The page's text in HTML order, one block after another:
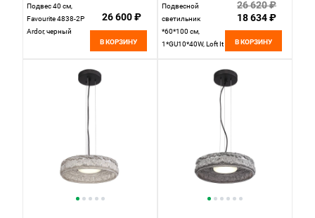
Подвес 40 см,
Favourite 4838-2P
Ardor, черный
26 600 ₽
В КОРЗИНУ
Подвесной
светильник
*60*100 см,
1*GU10*40W, Loft It
26 620 ₽
18 634 ₽
В КОРЗИНУ